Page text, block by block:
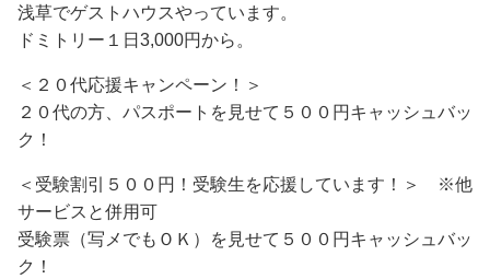
浅草でゲストハウスやっています。
ドミトリー１日3,000円から。
＜２０代応援キャンペーン！＞
２０代の方、パスポートを見せて５００円キャッシュバッ
ク！
＜受験割引５００円！受験生を応援しています！＞ ※他
サービスと併用可
受験票（写メでもＯＫ）を見せて５００円キャッシュバッ
ク！